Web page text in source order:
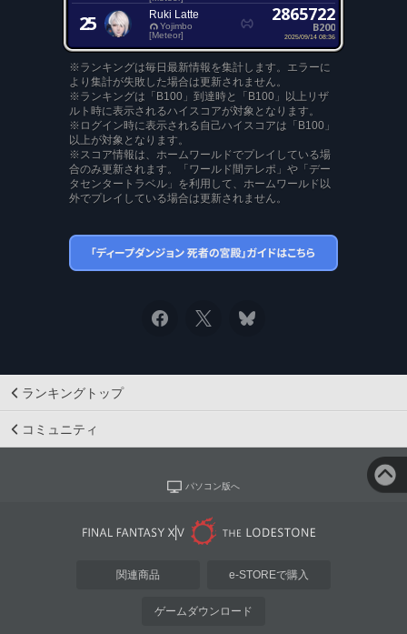
25 Ruki Latte
Yojimbo
[Meteor]
2865722
B200
2025/09/14 08:36
※ランキングは毎日最新情報を集計します。エラーに
より集計が失敗した場合は更新されません。
※ランキングは「B100」到達時と「B100」以上リザ
ルト時に表示されるハイスコアが対象となります。
※ログイン時に表示される自己ハイスコアは「B100」
以上が対象となります。
※スコア情報は、ホームワールドでプレイしている場
合のみ更新されます。「ワールド間テレポ」や「デー
タセンタートラベル」を利用して、ホームワールド以
外でプレイしている場合は更新されません。
ランキングトップ
コミュニティ
パソコン版へ
関連商品 e-STOREで購入
ゲームダウンロード